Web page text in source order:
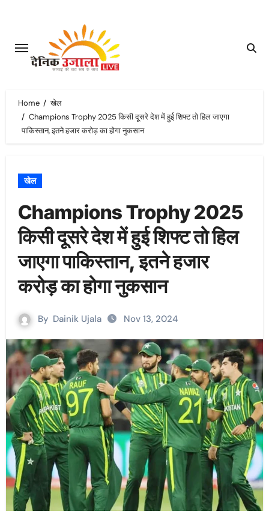
content
Home
खेल
Champions Trophy 2025 किसी दूसरे देश में हुई शिफ्ट तो हिल जाएगा
पाकिस्तान, इतने हजार करोड़ का होगा नुकसान
खेल
Champions Trophy 2025
किसी दूसरे देश में हुई शिफ्ट तो हिल
जाएगा पाकिस्तान, इतने हजार
करोड़ का होगा नुकसान
By Dainik Ujala Nov 13, 2024